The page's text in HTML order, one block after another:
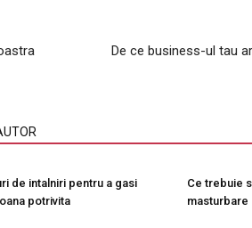
De ce business-ul tau
de intalniri pentru a gasi
potrivita
Ce trebuie
masturbare